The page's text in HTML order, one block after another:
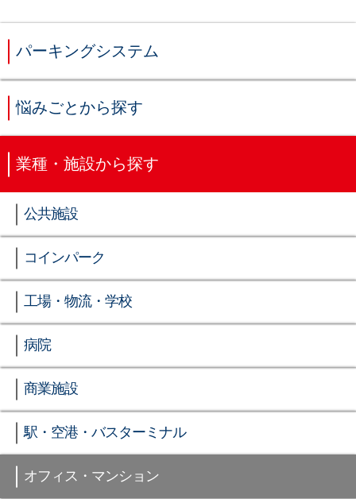
パーキングシステム
悩みごとから探す
業種・施設から探す
公共施設
コインパーク
工場・物流・学校
病院
商業施設
駅・空港・バスターミナル
オフィス・マンション